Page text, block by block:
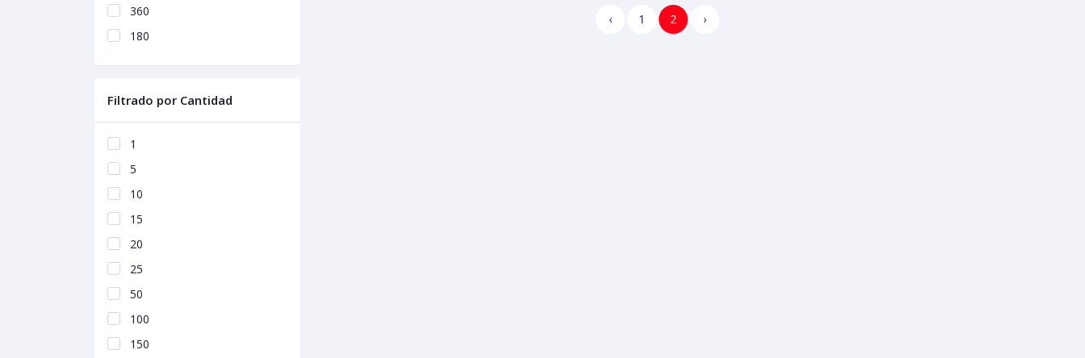
360
180
Filtrado por Cantidad
1
5
10
15
20
25
50
100
150
‹ 1 2 ›